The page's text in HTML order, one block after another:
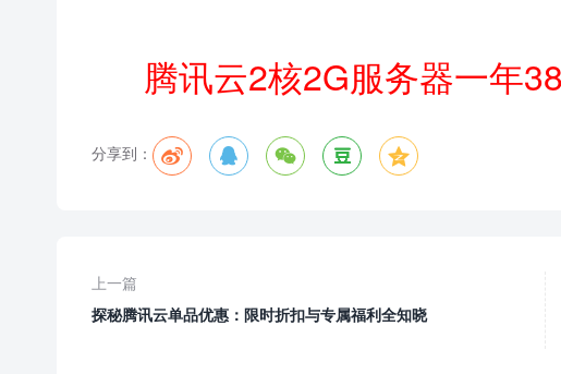
腾讯云2核2G服务器一年
分享到：     
上一篇
探秘腾讯云单品优惠：限时折扣与专属福利全知晓